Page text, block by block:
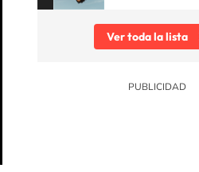
Ver toda la lista